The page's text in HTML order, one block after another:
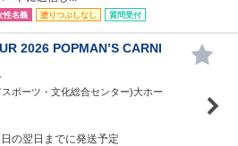
性名義 塗りつぶしなし 質問受付
2026 POPMAN’S CARNI
ポーツ・文化総合センター)大ホー
の翌日までに発送予定